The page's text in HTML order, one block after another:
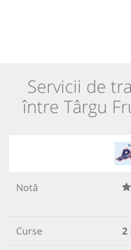
Servicii de
între Târgu
Notă
Curse 2